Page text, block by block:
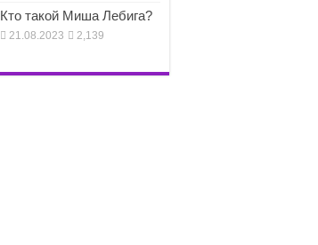
Кто такой Миша Лебига?
21.08.2023 2,139